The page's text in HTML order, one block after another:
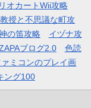
オカートWii攻略
授と不思議な町攻
の笛攻略
イヅナ攻
ブログ2.0
色読
ァミコンのプレイ画
ング100